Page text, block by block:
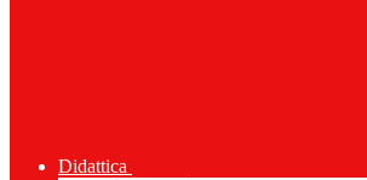
Didattica